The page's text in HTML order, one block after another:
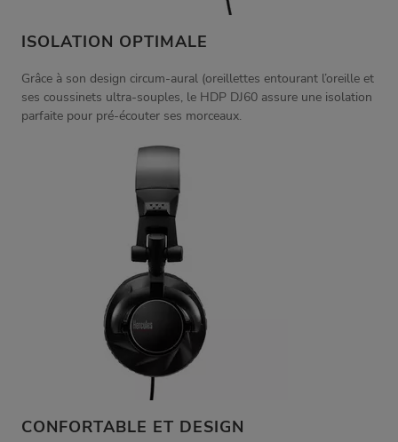
ISOLATION OPTIMALE
Grâce à son design circum-aural (oreillettes entourant l’oreille et
ses coussinets ultra-souples, le HDP DJ60 assure une isolation
parfaite pour pré-écouter ses morceaux.
CONFORTABLE ET DESIGN